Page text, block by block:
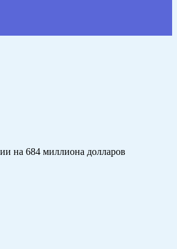
на 684 миллиона долларов